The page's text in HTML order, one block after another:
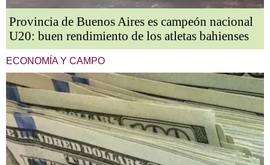
Provincia de Buenos Aires es campeón nacional
U20: buen rendimiento de los atletas bahienses
ECONOMÍA Y CAMPO